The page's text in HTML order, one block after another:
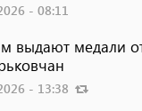
- 08:11
выдают медали
- 13:38